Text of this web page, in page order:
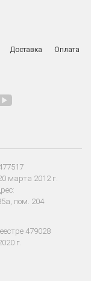
Доставка Оплата
марта 2012 г.
пом. 204
479028
г.